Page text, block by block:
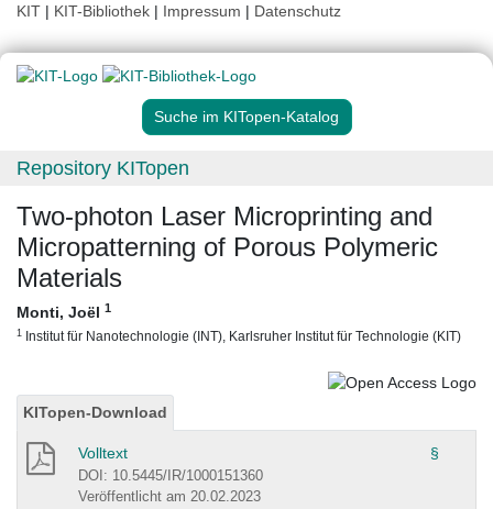
KIT | KIT-Bibliothek | Impressum | Datenschutz
Suche im KITopen-Katalog
Repository KITopen
Two-photon Laser Microprinting and
Micropatterning of Porous Polymeric
Materials
Monti, Joël 1
1 Institut für Nanotechnologie (INT), Karlsruher Institut für Technologie (KIT)
KITopen-Download
Volltext §
DOI: 10.5445/IR/1000151360
Veröffentlicht am 20.02.2023